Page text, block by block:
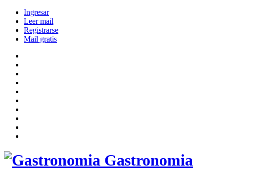
Ingresar
Leer mail
Registrarse
Mail gratis
Gastronomia